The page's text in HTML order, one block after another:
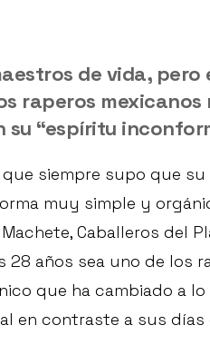
de vida, pero
raperos mexicanos
su “espíritu
siempre supo que su
muy simple y
Caballeros del
28 años sea uno de los
que ha cambiado a
en contraste a sus días